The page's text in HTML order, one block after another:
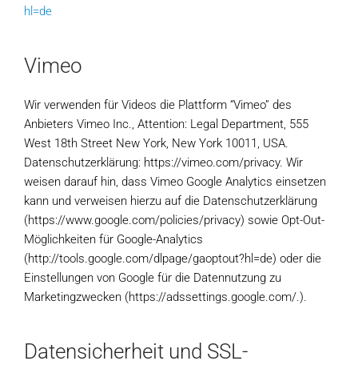
hl=de
Vimeo
Wir verwenden für Videos die Plattform “Vimeo” des
Anbieters Vimeo Inc., Attention: Legal Department, 555
West 18th Street New York, New York 10011, USA.
Datenschutzerklärung: https://vimeo.com/privacy. Wir
weisen darauf hin, dass Vimeo Google Analytics einsetzen
kann und verweisen hierzu auf die Datenschutzerklärung
(https://www.google.com/policies/privacy) sowie Opt-Out-
Möglichkeiten für Google-Analytics
(http://tools.google.com/dlpage/gaoptout?hl=de) oder die
Einstellungen von Google für die Datennutzung zu
Marketingzwecken (https://adssettings.google.com/.).
Datensicherheit und SSL-